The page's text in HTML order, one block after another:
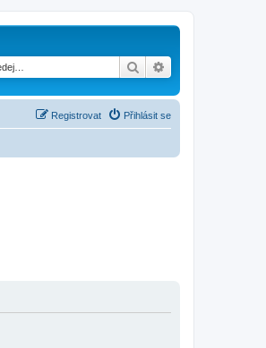
Hledat
Přihlásit se
Registrovat